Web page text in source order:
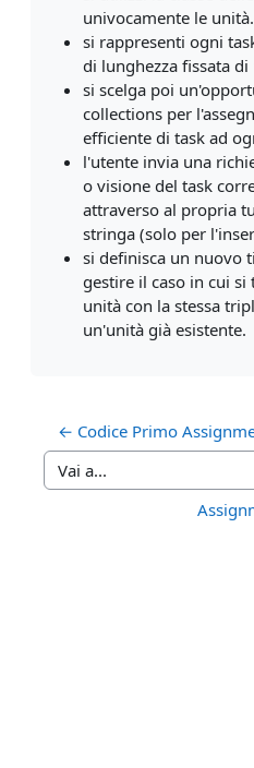
univocamente le unità.
si rappresenti ogni
di lunghezza fissata
si scelga poi
collections per
efficiente di task ad
l'utente invia una
o visione del task
attraverso al propria
stringa (solo per
si definisca un nuovo
gestire il caso in cui
unità con la stessa
un'unità già esistente.
← Codice Primo
Vai a...